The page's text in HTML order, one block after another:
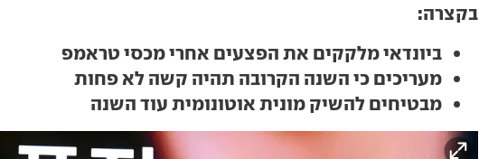
בקצרה:
ביונדאי מלקקים את הפצעים אחרי מכסי טראמפ
מעריכים כי השנה הקרובה תהיה קשה לא פחות
מבטיחים להשיק מונית אוטונומית עוד השנה